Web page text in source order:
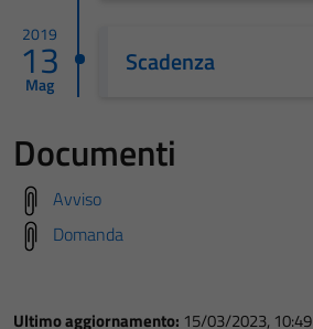
2019
13
Mag
Scadenza
Documenti
Avviso
Domanda
Ultimo aggiornamento: 15/03/2023, 10:49